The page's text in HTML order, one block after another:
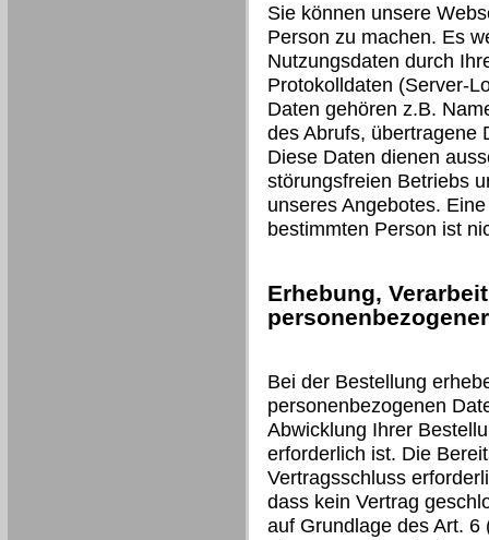
Sie können unsere
Person zu machen. Es
Nutzungsdaten durch
Protokolldaten (Server-
Daten gehören z.B.
des Abrufs, übertragene
Diese Daten dienen
störungsfreien Betriebs
unseres Angebotes.
bestimmten Person ist
Erhebung,
Bei der Bestellung
personenbezogenen
Abwicklung Ihrer
erforderlich ist. Die
Vertragsschluss
dass kein Vertrag
auf Grundlage des Art.